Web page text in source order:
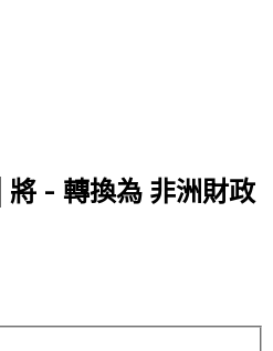
- 轉換為 非洲財政